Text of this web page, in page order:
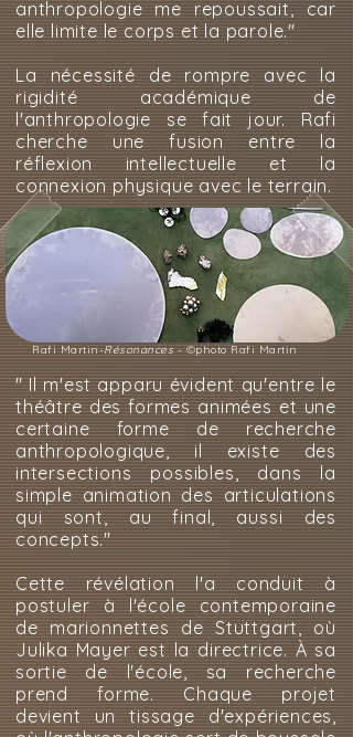
anthropologie me repoussait, car
elle limite le corps et la parole."
La nécessité de rompre avec la
rigidité académique de
l'anthropologie se fait jour. Rafi
cherche une fusion entre la
réflexion intellectuelle et la
connexion physique avec le terrain.
Rafi Martin-Résonances- ©photo Rafi Martin
" Il m'est apparu évident qu'entre le
théâtre des formes animées et une
certaine forme de recherche
anthropologique, il existe des
intersections possibles, dans la
simple animation des articulations
qui sont, au final, aussi des
concepts."
Cette révélation l'a conduit à
postuler à l'école contemporaine
de marionnettes de Stuttgart, où
Julika Mayer est la directrice. À sa
sortie de l'école, sa recherche
prend forme. Chaque projet
devient un tissage d'expériences,